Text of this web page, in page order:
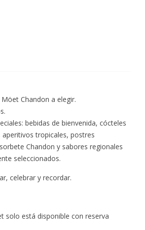
Chandon a elegir.
bebidas de bienvenida, cócteles
tropicales, postres
Chandon y sabores regionales
seleccionados.
celebrar y recordar.
solo está disponible con reserva